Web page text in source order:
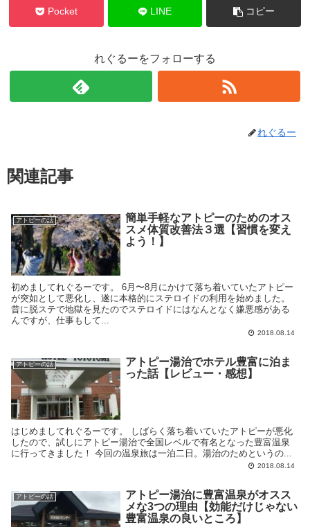
Pocket LINE コピー
れぐるーをフォローする
れぐるー
関連記事
アトピーの話
簡単手軽なアトピーのためのオス
スメ体質改善法３選【習慣を変え
よう！】
初めましてれぐるーです。 6月〜8月にかけて落ち着いていたアトピー
が突如として悪化し、遂に本格的にステロイドの利用を始めました。
昔に脱ステで地獄を見たのでステロイドにはなんとなく嫌悪感がある
んですが、仕事もして...
2018.08.14
アトピーの話
アトピー湯治でホテル豊富に泊ま
った話【レビュー・感想】
はじめましてれぐるーです。 しばらく落ち着いていたアトピーが悪化
したので、試しにアトピー湯治で全国レベルで有名となった豊富温泉
に行ってきました！ 今回の温泉旅は一泊二日。湯治のためというの...
2018.08.14
アトピーの話
アトピー湯治に豊富温泉がオスス
メな3つの理由【効能だけじゃない
豊富温泉の良いところ】